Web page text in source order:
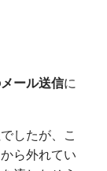
ール送信に
したが、こ
ら外れてい